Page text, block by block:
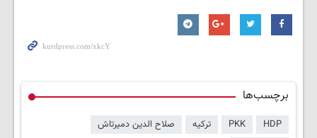
برچسب‌ها
HDP
PKK ترکیه
صلاح الدین دمیرتاش